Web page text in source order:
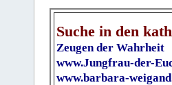
Suche in den
Zeugen der Wahrheit
www.Jungfrau-der-
www.barbara-